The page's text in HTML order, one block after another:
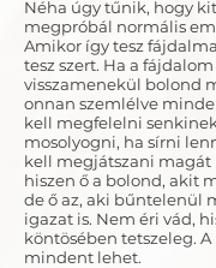
Néha úgy tűnik, hogy
megpróbál normális
Amikor így tesz
tesz szert. Ha a
visszamenekül bolond
onnan szemlélve
kell megfelelni
mosolyogni, ha sírni
kell megjátszani magát
hiszen ő a bolond, akit
de ő az, aki bűntelenül
igazat is. Nem éri vád,
köntösében tetszeleg.
mindent lehet.